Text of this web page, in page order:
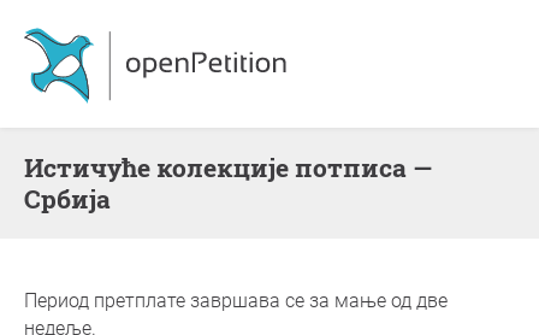
Истичуће колекције потписа —
Србија
Период претплате завршава се за мање од две
недеље.